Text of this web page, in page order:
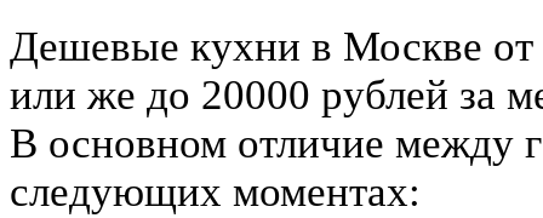
Дешевые кухни в Москве от
или же до 20000 рублей за
В основном отличие между
следующих моментах: